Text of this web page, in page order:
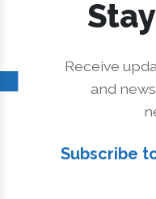
Receive
and
Subscribe